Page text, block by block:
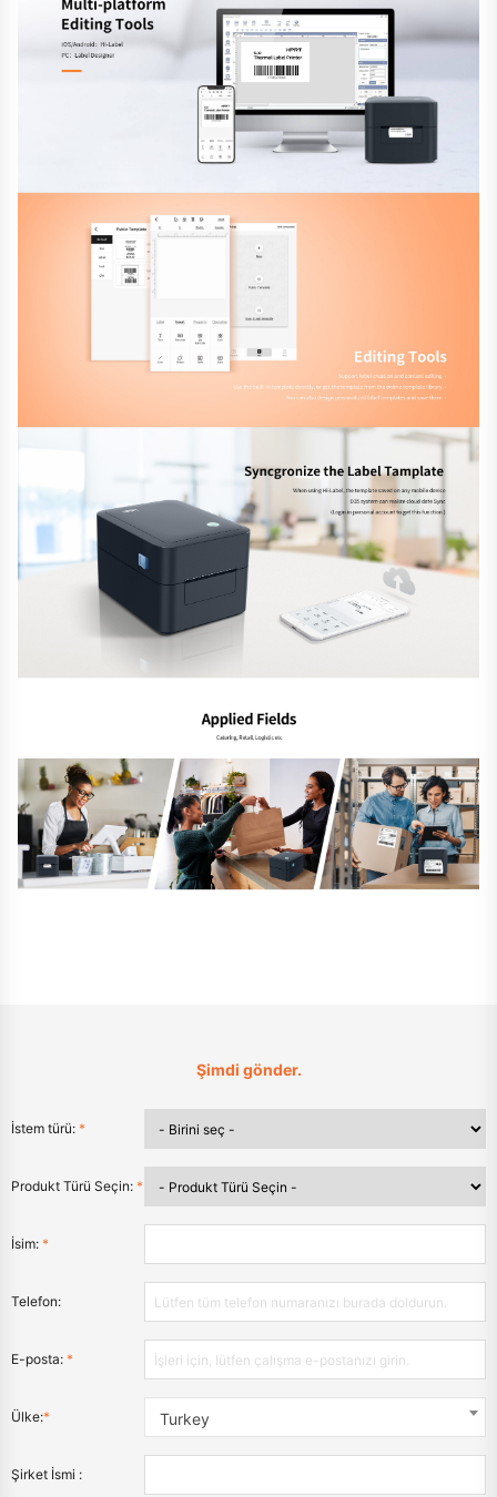
Şimdi gönder.
İstem türü: *
Produkt Türü Seçin: *
İsim: *
Telefon:
E-posta: *
Ülke:* Turkey
Şirket İsmi :